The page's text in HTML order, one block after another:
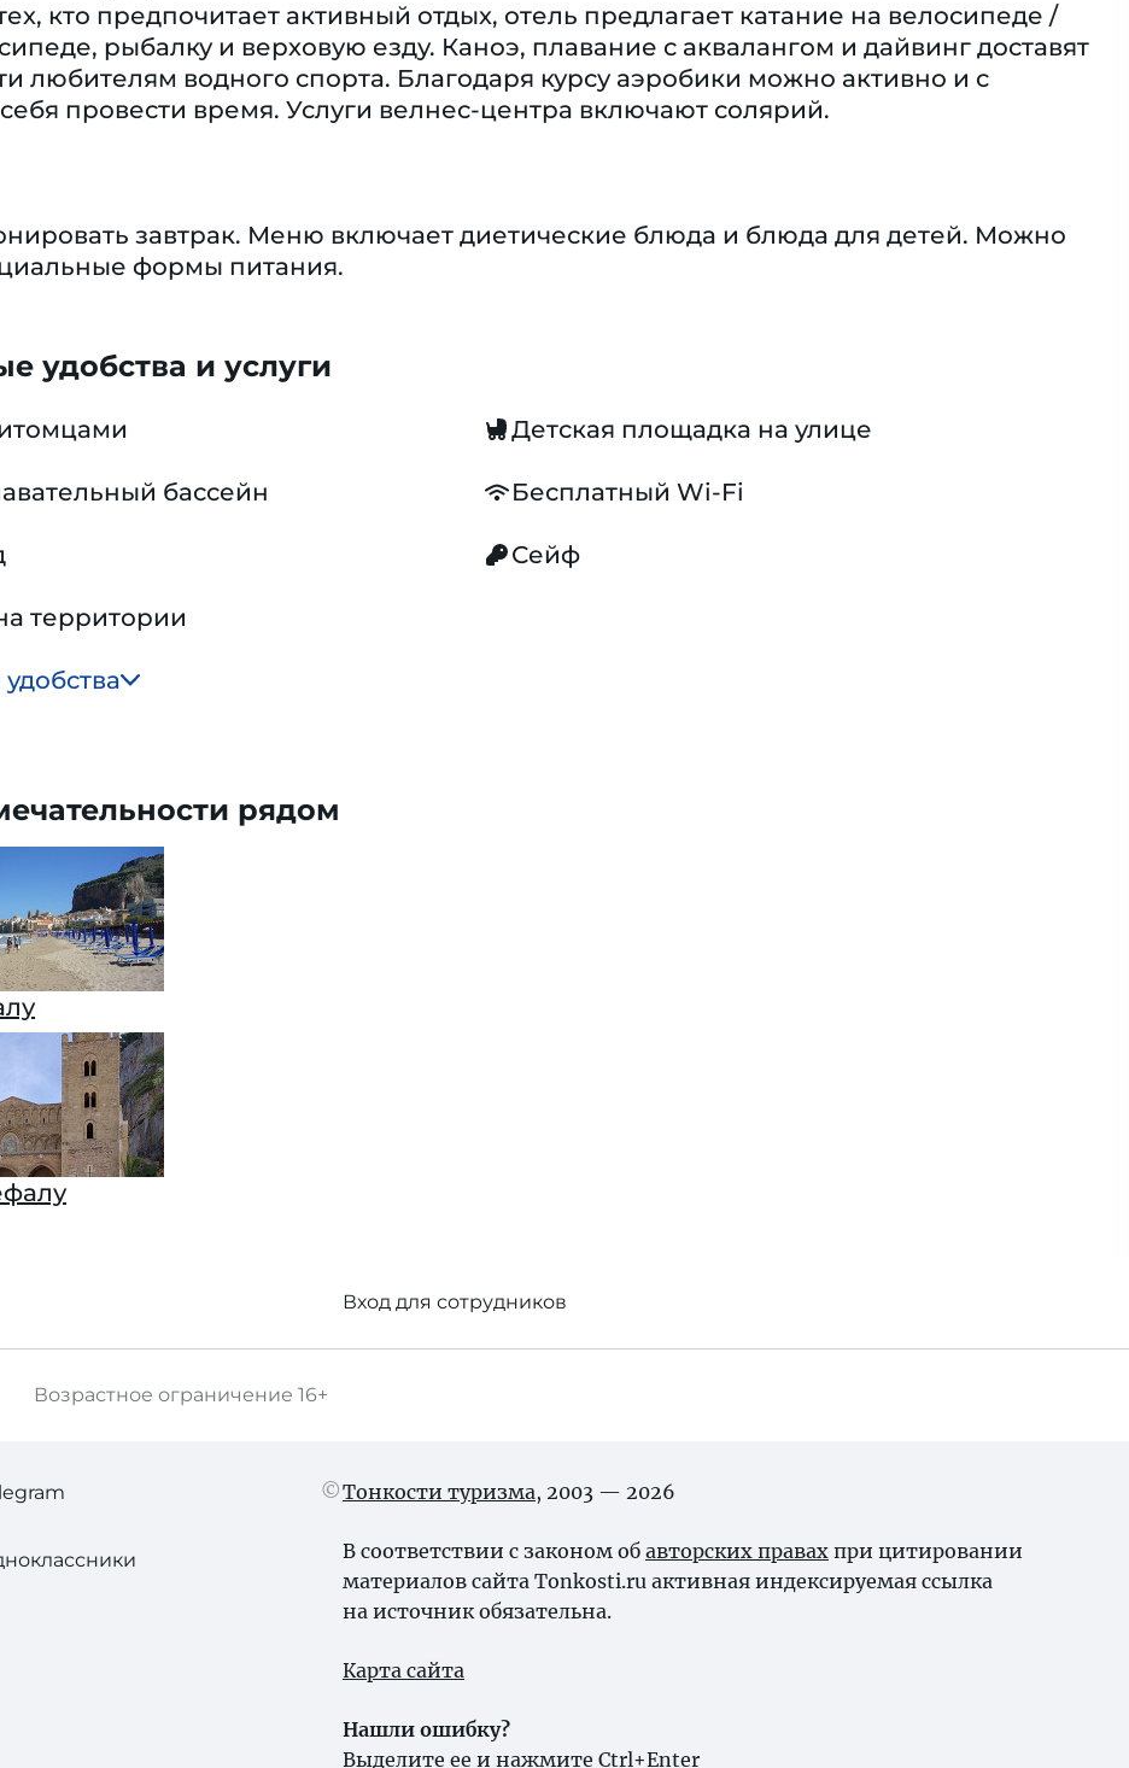
кто предпочитает активный отдых, отель предлагает катание на велосипеде /
рыбалку и верховую езду. Каноэ, плавание с аквалангом и дайвинг доставят
любителям водного спорта. Благодаря курсу аэробики можно активно и с
провести время. Услуги велнес-центра включают солярий.
завтрак. Меню включает диетические блюда и блюда для детей. Можно
формы питания.
удобства и услуги
Детская площадка на улице
бассейн Бесплатный Wi-Fi
Сейф
территории
рядом
Вход для сотрудников
Возрастное ограничение 16+
Тонкости туризма, 2003 — 2026
В соответствии с законом об авторских правах при цитировании
материалов сайта Tonkosti.ru активная индексируемая ссылка
на источник обязательна.
Карта сайта
Нашли ошибку?
Выделите ее и нажмите Ctrl+Enter